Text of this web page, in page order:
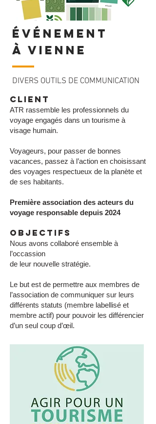
événement
à vienne
DIVERS OUTILS DE COMMUNICATION
CLIENT
ATR rassemble les professionnels du
voyage engagés dans un tourisme à
visage humain.
Voyageurs, pour passer de bonnes
vacances, passez à l’action en choisissant
des voyages respectueux de la planète et
de ses habitants.
Première association des acteurs du
voyage responsable depuis 2024
OBJECTIFS
Nous avons collaboré ensemble à
l’occassion
de leur nouvelle stratégie.
Le but est de permettre aux membres de
l’association de communiquer sur leurs
différents statuts (membre labellisé et
membre actif) pour pouvoir les différencier
d’un seul coup d’œil.